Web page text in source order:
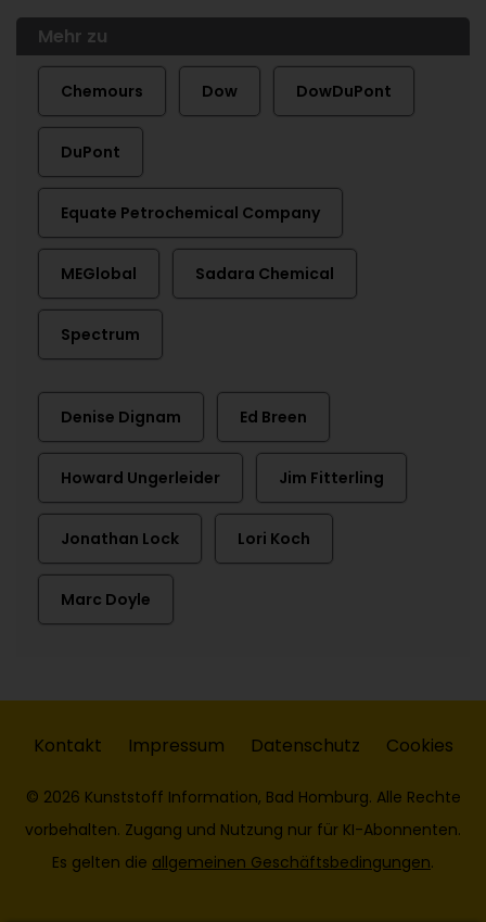
Mehr zu
Chemours Dow DowDuPont
DuPont
Equate Petrochemical Company
MEGlobal Sadara Chemical
Spectrum
Denise Dignam Ed Breen
Howard Ungerleider Jim Fitterling
Jonathan Lock Lori Koch
Marc Doyle
Kontakt Impressum Datenschutz Cookies
© 2026 Kunststoff Information, Bad Homburg. Alle Rechte
vorbehalten. Zugang und Nutzung nur für KI-Abonnenten.
Es gelten die allgemeinen Geschäftsbedingungen.